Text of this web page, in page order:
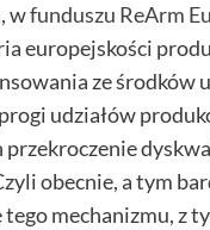
wfunduszu ReArm
europejskości
ze środków
udziałów
przekroczenie
obecnie, a tym
mechanizmu, z